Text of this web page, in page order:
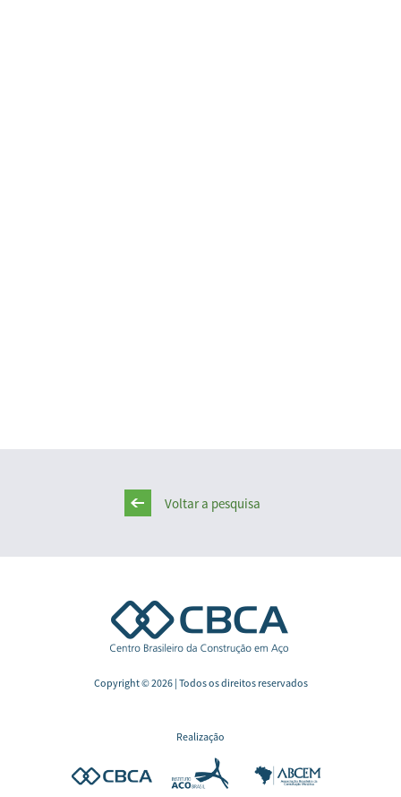
Voltar a pesquisa
Copyright © 2026 | Todos os direitos reservados
Realização